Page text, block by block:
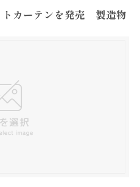
カーテンを発売 製造物